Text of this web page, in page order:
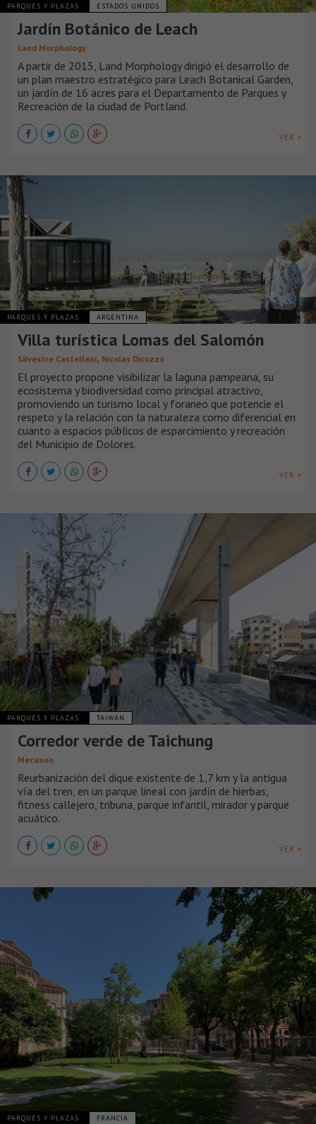
PARQUES Y PLAZAS ESTADOS UNIDOS
Jardín Botánico de Leach
Land Morphology
A partir de 2015, Land Morphology dirigió el desarrollo de
un plan maestro estratégico para Leach Botanical Garden,
un jardín de 16 acres para el Departamento de Parques y
Recreación de la ciudad de Portland.
VER +
PARQUES Y PLAZAS ARGENTINA
Villa turística Lomas del Salomón
Silvestre Castellani, Nicolás Dicuzzo
El proyecto propone visibilizar la laguna pampeana, su
ecosistema y biodiversidad como principal atractivo,
promoviendo un turismo local y foraneo que potencie el
respeto y la relación con la naturaleza como diferencial en
cuanto a espacios públicos de esparcimiento y recreación
del Municipio de Dolores.
VER +
PARQUES Y PLAZAS TAIWÁN
Corredor verde de Taichung
Mecanoo
Reurbanización del dique existente de 1,7 km y la antigua
vía del tren, en un parque lineal con jardín de hierbas,
fitness callejero, tribuna, parque infantil, mirador y parque
acuático.
VER +
PARQUES Y PLAZAS FRANCIA